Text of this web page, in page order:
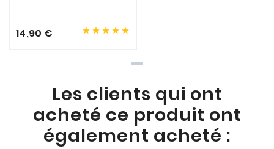
14,90 €     
Les clients qui ont
acheté ce produit ont
également acheté :